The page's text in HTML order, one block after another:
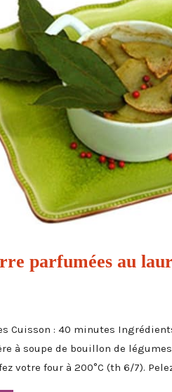
parfumées au
Cuisson : 40 minutes
à soupe de bouillon de
votre four à 200°C (th 6/7).